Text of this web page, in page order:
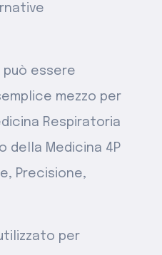
può essere
mezzo per
Respiratoria
della Medicina 4P
Precisione,
per